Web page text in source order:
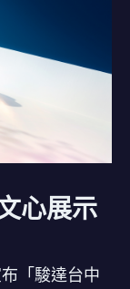
心展示
「駿達台中